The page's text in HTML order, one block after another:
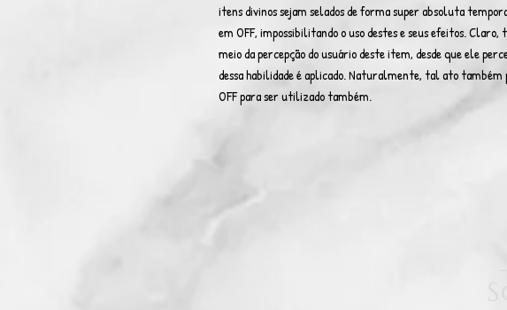
itens divinos sejam selados de forma super absoluta
em OFF, impossibilitando o uso destes e seus efeitos.
meio da percepção do usuário deste item, desde que ele
dessa habilidade é aplicado. Naturalmente, tal ato também
OFF para ser utilizado também.